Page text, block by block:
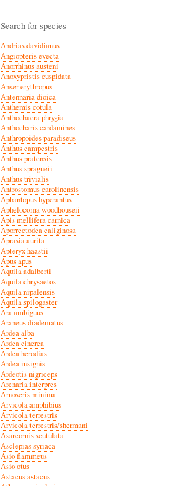
Search for species
Andrias davidianus
Angiopteris evecta
Anorrhinus austeni
Anoxypristis cuspidata
Anser erythropus
Antennaria dioica
Anthemis cotula
Anthochaera phrygia
Anthocharis cardamines
Anthropoides paradiseus
Anthus campestris
Anthus pratensis
Anthus spragueii
Anthus trivialis
Antrostomus carolinensis
Aphantopus hyperantus
Aphelocoma woodhouseii
Apis mellifera carnica
Aporrectodea caliginosa
Aprasia aurita
Apteryx haastii
Apus apus
Aquila adalberti
Aquila chrysaetos
Aquila nipalensis
Aquila spilogaster
Ara ambiguus
Araneus diadematus
Ardea alba
Ardea cinerea
Ardea herodias
Ardea insignis
Ardeotis nigriceps
Arenaria interpres
Arnoseris minima
Arvicola amphibius
Arvicola terrestris
Arvicola terrestris/shermani
Asarcornis scutulata
Asclepias syriaca
Asio flammeus
Asio otus
Astacus astacus